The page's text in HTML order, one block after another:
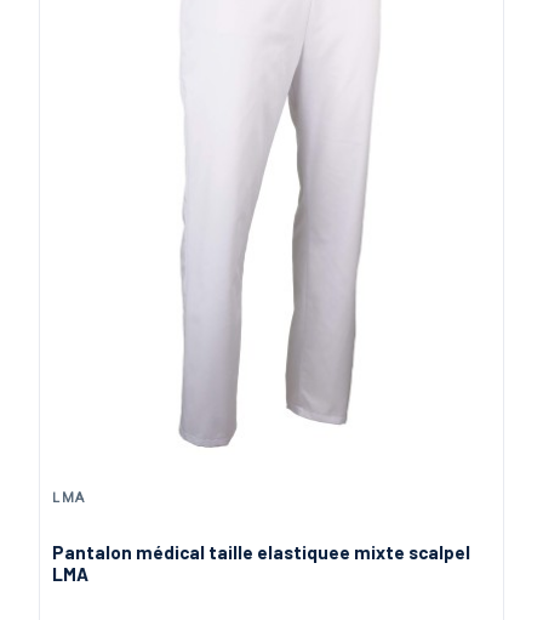
LMA
Pantalon médical taille elastiquee mixte scalpel
LMA